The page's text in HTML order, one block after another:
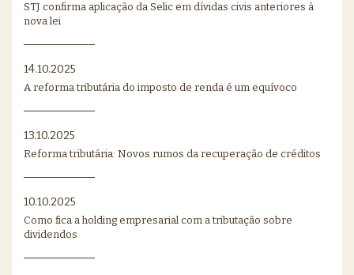
STJ confirma aplicação da Selic em dívidas civis anteriores à
nova lei
14.10.2025
A reforma tributária do imposto de renda é um equívoco
13.10.2025
Reforma tributária: Novos rumos da recuperação de créditos
10.10.2025
Como fica a holding empresarial com a tributação sobre
dividendos